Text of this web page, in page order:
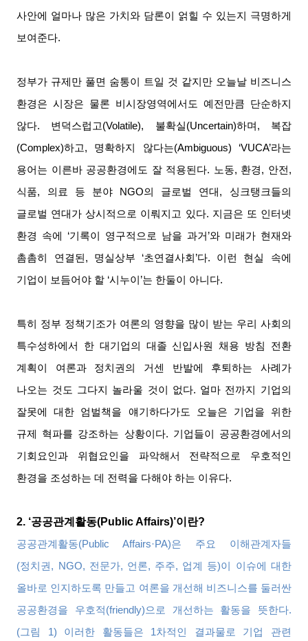
사안에 얼마나 많은 가치와 담론이 얽힐 수 있는지 극명하게
보여준다.
정부가 규제만 풀면 숨통이 트일 것 같지만 오늘날 비즈니스
환경은 시장은 물론 비시장영역에서도 예전만큼 단순하지
않다. 변덕스럽고(Volatile), 불확실(Uncertain)하며 , 복잡
(Complex)하고, 명확하지 않다는(Ambiguous) ‘VUCA’라는
용어는 이른바 공공환경에도 잘 적용된다. 노동, 환경, 안전 ,
식품, 의료 등 분야NGO의 글로벌 연대 , 싱크탱크들의
글로벌 연대가 상시적으로 이뤄지고 있다. 지금은 또 인터넷
환경 속에
‘기록이 영구적으로 남을 과거 ’와 미래가 현재와
촘촘히 연결된 , 명실상부 ‘초연결사회 ’다. 이런 현실 속에
기업이 보듬어야 할 ‘시누이 ’는 한둘이 아니다.
특히 정부 정책기조가 여론의 영향을 많이 받는 우리 사회의
특수성하에서 한 대기업의 대졸 신입사원 채용 방침 전환
계획이 여론과 정치권의 거센 반발에 후퇴하는 사례가
나오는 것도 그다지 놀라울 것이 없다. 얼마 전까지 기업의
잘못에 대한 엄벌책을 얘기하다가도 오늘은 기업을 위한
규제 혁파를 강조하는 상황이다. 기업들이 공공환경에서의
기회요인과 위협요인을 파악해서 전략적으로 우호적인
환경을 조성하는 데 전력을 다해야 하는 이유다.
2. ‘공공관계활동(Public Affairs)’이란?
공공관계활동(Public Affairs·PA)은 주요 이해관계자들
(정치권 , NGO, 전문가, 언론, 주주, 업계 등)이 이슈에 대한
올바로 인지하도록 만들고 여론을 개선해 비즈니스를 둘러싼
공공환경을 우호적(friendly)으로 개선하는 활동을 뜻한다.
(그림 1) 이러한 활동들은 1 차적인 결과물로 기업 관련